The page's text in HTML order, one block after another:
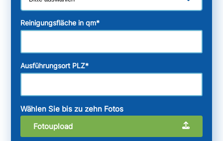
Reinigungsfläche in qm*
Ausführungsort PLZ*
Wählen Sie bis zu zehn Fotos
Fotoupload